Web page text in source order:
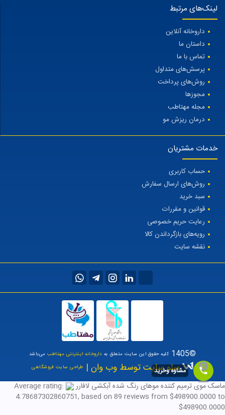
لینک‌های مرتبط
داروخانه آنلاین
داستان ما
تماس با ما
پرسش‌های متداول
روش‌های پرداخت
مجوزها
مجله مهتاطب
درمان ریزش مو
خدمات مشتریان
حساب کاربری
روش‌های ارسال سفارش
سبد خرید
قوانین و مقررات
رعایت حریم خصوصی
رویه‌های بازگرداندن کالا
نقشه سایت
©1405 کلیه حقوق این سایت متعلق به داروخانه اینترنتی مهتاطبمی‌باشد
سئو سایت توسط وب وان | طراحی سایت فروشگاهی
ماسک موی ترمیم کننده موهای رنگ شده آبکشی لافارر
Average rating:
4.78687302860751, based on 89 reviews from $498900.0000 to
$498900.0000
مشاوه وخرید